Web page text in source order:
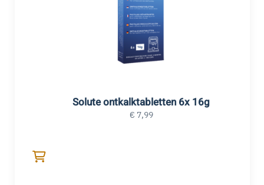
Solute ontkalktabletten 6x 16g
€ 7,99